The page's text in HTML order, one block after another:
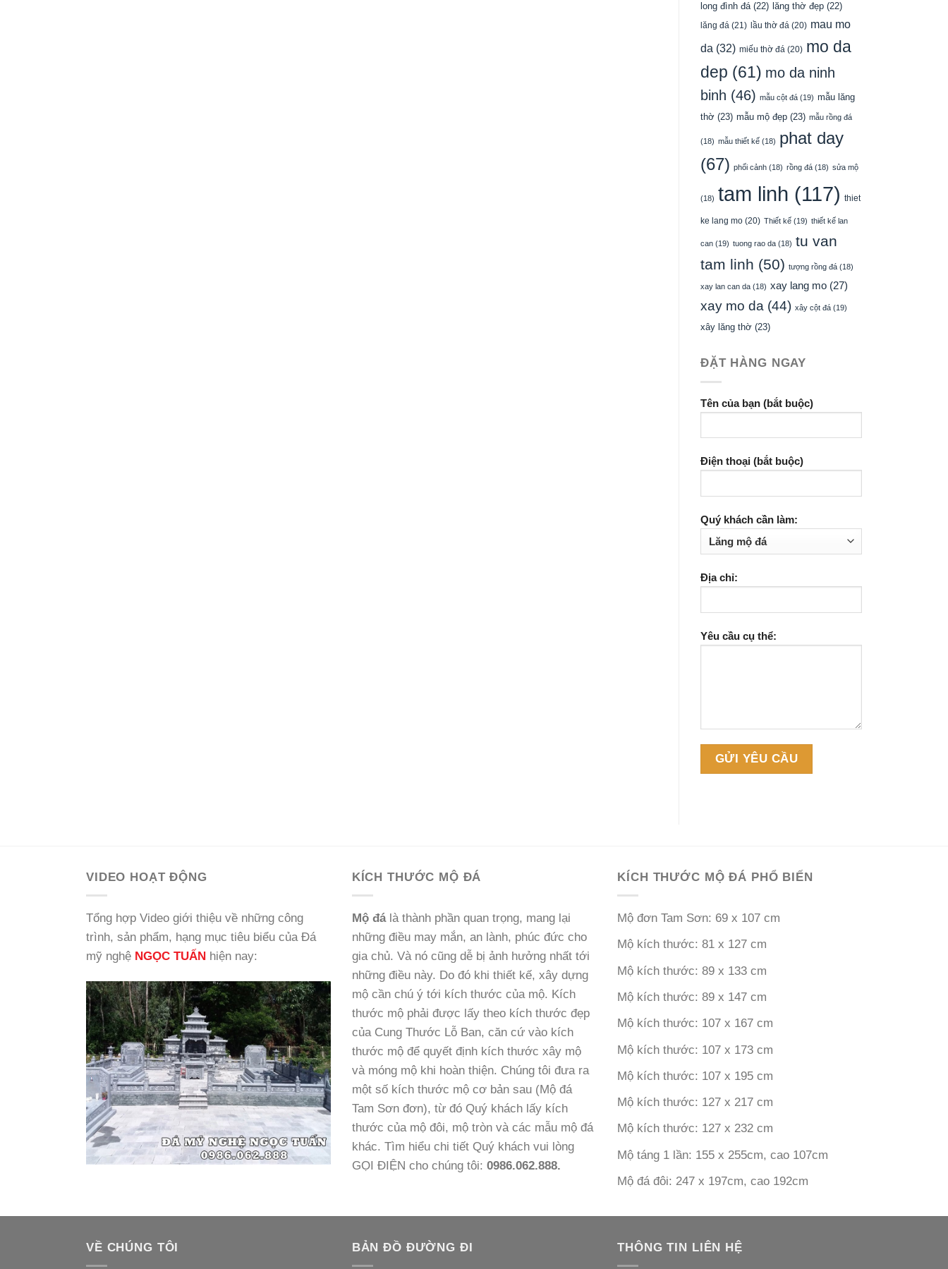
long đình đá (22) lăng thờ đẹp (22)
lăng đá (21) lầu thờ đá (20) mau mo
da (32) miếu thờ đá (20) mo da
dep (61) mo da ninh
binh (46) mẫu cột đá (19) mẫu lăng
thờ (23) mẫu mộ đẹp (23) mẫu rồng đá
(18) mẫu thiết kế (18) phat day
(67) phối cảnh (18) rồng đá (18) sửa mộ
(18) tam linh (117) thiet
ke lang mo (20) Thiết kế (19) thiết kế lan
can (19) tuong rao da (18) tu van
tam linh (50) tượng rồng đá (18)
xay lan can da (18) xay lang mo (27)
xay mo da (44) xây cột đá (19)
xây lăng thờ (23)
ĐẶT HÀNG NGAY
Tên của bạn (bắt buộc)
Điện thoại (bắt buộc)
Quý khách cần làm:
Địa chỉ:
Yêu cầu cụ thể:
VIDEO HOẠT ĐỘNG
Tổng hợp Video giới thiệu về những công
trình, sản phẩm, hạng mục tiêu biểu của Đá
mỹ nghệ NGỌC TUẤN hiện nay:
KÍCH THƯỚC MỘ ĐÁ
Mộ đálà thành phần quan trọng, mang lại
những điều may mắn, an lành, phúc đức cho
gia chủ. Và nó cũng dễ bị ảnh hưởng nhất tới
những điều này. Do đó khi thiết kế, xây dựng
mộ cần chú ý tới kích thước của mộ. Kích
thước mộ phải được lấy theo kích thước đẹp
của Cung Thước Lỗ Ban, căn cứ vào kích
thước mộ để quyết định kích thước xây mộ
và móng mộ khi hoàn thiện. Chúng tôi đưa ra
một số kích thước mộ cơ bản sau (Mộ đá
Tam Sơn đơn), từ đó Quý khách lấy kích
thước của mộ đôi, mộ tròn và các mẫu mộ đá
khác. Tìm hiểu chi tiết Quý khách vui lòng
GỌI ĐIỆN cho chúng tôi: 0986.062.888.
KÍCH THƯỚC MỘ ĐÁ PHỔ BIẾN
Mộ đơn Tam Sơn: 69 x 107 cm
Mộ kích thước: 81 x 127 cm
Mộ kích thước: 89 x 133 cm
Mộ kích thước: 89 x 147 cm
Mộ kích thước: 107 x 167 cm
Mộ kích thước: 107 x 173 cm
Mộ kích thước: 107 x 195 cm
Mộ kích thước: 127 x 217 cm
Mộ kích thước: 127 x 232 cm
Mộ táng 1 lần: 155 x 255cm, cao 107cm
Mộ đá đôi: 247 x 197cm, cao 192cm
VỀ CHÚNG TÔI BẢN ĐỒ ĐƯỜNG ĐI THÔNG TIN LIÊN HỆ